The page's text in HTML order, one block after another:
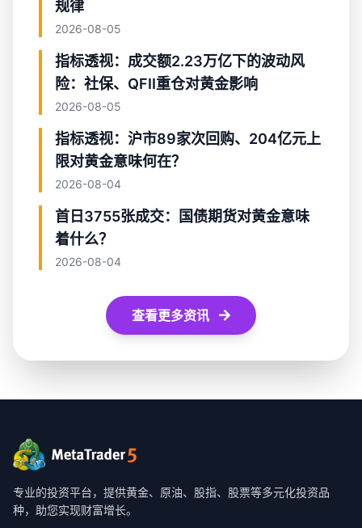
规律
2026-08-05
指标透视：成交额2.23万亿下的波动风
险：社保、QFII重仓对黄金影响
2026-08-05
指标透视：沪市89家次回购、204亿元上
限对黄金意味何在？
2026-08-04
首日3755张成交：国债期货对黄金意味
着什么？
2026-08-04
查看更多资讯
专业的投资平台，提供黄金、原油、股指、股票等多元化投资品
种，助您实现财富增长。